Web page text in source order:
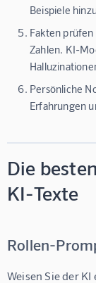
Beispiele
Fakten prüfen
Zahlen. KI-
Persönliche
Erfahrungen
Die
KI-Texte
Rollen-
Weisen Sie der